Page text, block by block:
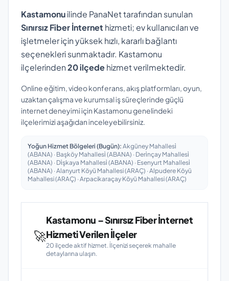
Kastamonuilinde PanaNet tarafından sunulan
Sınırsız Fiber İnternet hizmeti; ev kullanıcıları ve
işletmeler için yüksek hızlı, kararlı bağlantı
seçenekleri sunmaktadır. Kastamonu
ilçelerinden20 ilçedehizmet verilmektedir.
Online eğitim, video konferans, akış platformları, oyun,
uzaktan çalışma ve kurumsal iş süreçlerinde güçlü
internet deneyimi için Kastamonu genelindeki
ilçelerimizi aşağıdan inceleyebilirsiniz.
Yoğun Hizmet Bölgeleri (Bugün): Akgüney Mahallesi̇
(ABANA) · Başköy Mahallesi̇ (ABANA) · Deri̇nçay Mahallesi̇
(ABANA) · Di̇şkaya Mahallesi̇ (ABANA) · Esenyurt Mahallesi̇
(ABANA) · Alanyurt Köyü Mahallesi (ARAÇ) · Alpudere Köyü
Mahallesi (ARAÇ) · Arpacikaraçay Köyü Mahallesi (ARAÇ)
🚀
Kastamonu – Sınırsız Fiber İnternet
Hizmeti Verilen İlçeler
20 ilçede aktif hizmet. İlçenizi seçerek mahalle
detaylarına ulaşın.